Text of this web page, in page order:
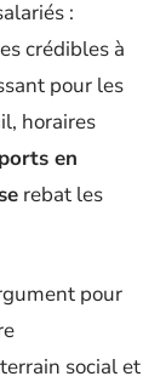
:
crédibles à
pour les
horaires
en
rebat les
pour
social et